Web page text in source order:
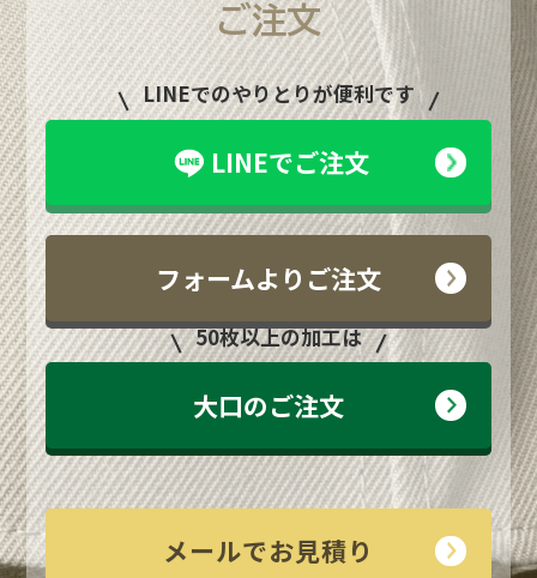
ご注文
LINEでのやりとりが便利です
LINEでご注文
フォームよりご注文
50枚以上の加工は
大口のご注文
メールでお見積り